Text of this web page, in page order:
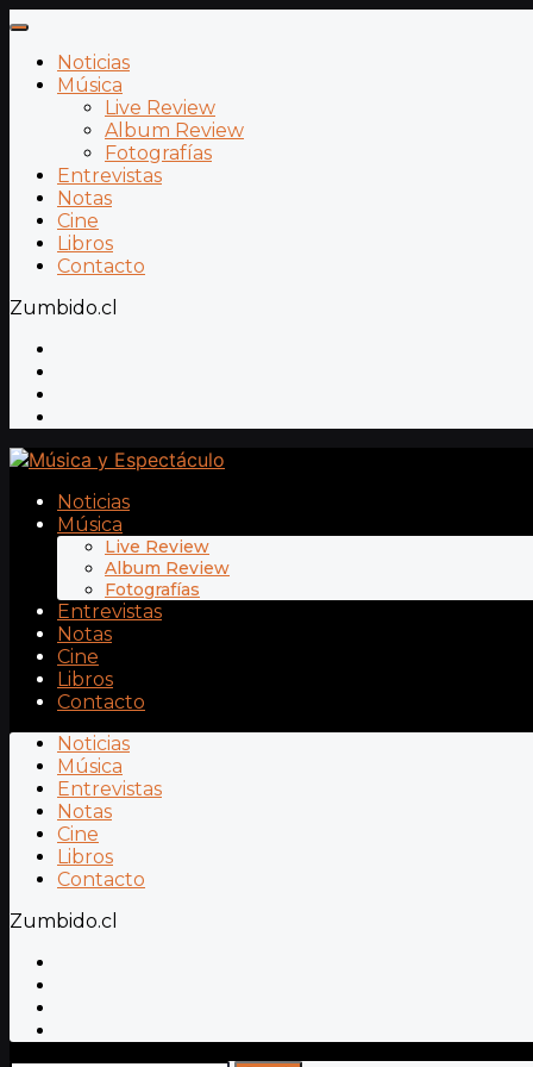
Noticias
Música
Live Review
Album Review
Fotografías
Entrevistas
Notas
Cine
Libros
Contacto
Zumbido.cl
Noticias
Música
Live Review
Album Review
Fotografías
Entrevistas
Notas
Cine
Libros
Contacto
Noticias
Música
Entrevistas
Notas
Cine
Libros
Contacto
Zumbido.cl